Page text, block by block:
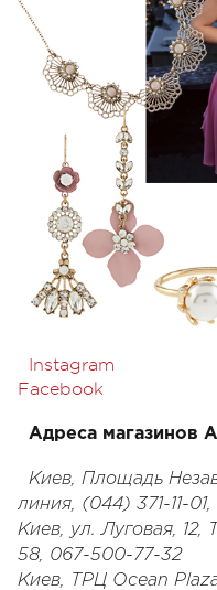
Instagram
Facebook
Адреса магазинов
Киев, Площадь
линия, (044) 371-11-
Киев, ул. Луговая, 12,
58, 067-500-77-32
Киев, ТРЦ Ocean